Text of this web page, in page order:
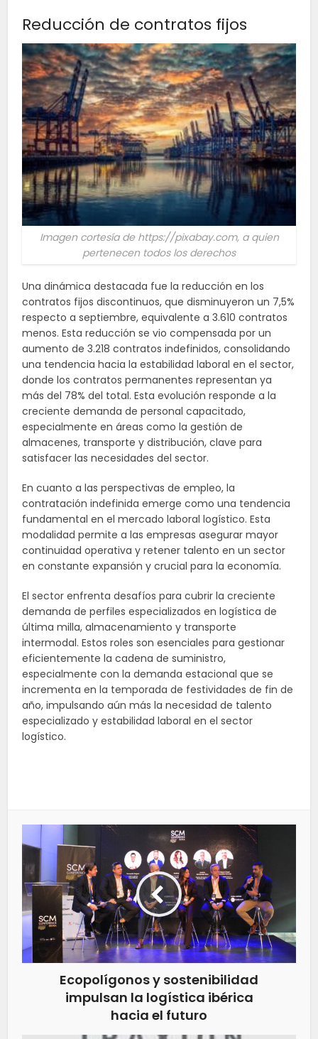
Reducción de contratos fijos
Imagen cortesía de https://pixabay.com, a quien
pertenecen todos los derechos
Una dinámica destacada fue la reducción en los
contratos fijos discontinuos, que disminuyeron un 7,5%
respecto a septiembre, equivalente a 3.610 contratos
menos. Esta reducción se vio compensada por un
aumento de 3.218 contratos indefinidos, consolidando
una tendencia hacia la estabilidad laboral en el sector,
donde los contratos permanentes representan ya
más del 78% del total. Esta evolución responde a la
creciente demanda de personal capacitado,
especialmente en áreas como la gestión de
almacenes, transporte y distribución, clave para
satisfacer las necesidades del sector.
En cuanto a las perspectivas de empleo, la
contratación indefinida emerge como una tendencia
fundamental en el mercado laboral logístico. Esta
modalidad permite a las empresas asegurar mayor
continuidad operativa y retener talento en un sector
en constante expansión y crucial para la economía.
El sector enfrenta desafíos para cubrir la creciente
demanda de perfiles especializados en logística de
última milla, almacenamiento y transporte
intermodal. Estos roles son esenciales para gestionar
eficientemente la cadena de suministro,
especialmente con la demanda estacional que se
incrementa en la temporada de festividades de fin de
año, impulsando aún más la necesidad de talento
especializado y estabilidad laboral en el sector
logístico.
Ecopolígonos y sostenibilidad
impulsan la logística ibérica
hacia el futuro